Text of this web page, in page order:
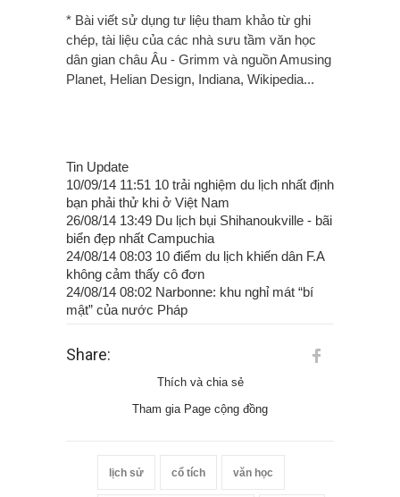
* Bài viết sử dụng tư liệu tham khảo từ ghi
chép, tài liệu của các nhà sưu tầm văn học
dân gian châu Âu - Grimm và nguồn Amusing
Planet, Helian Design, Indiana, Wikipedia...
Tin Update
10/09/14 11:51 10 trải nghiệm du lịch nhất định
bạn phải thử khi ở Việt Nam
26/08/14 13:49 Du lịch bụi Shihanoukville - bãi
biển đẹp nhất Campuchia
24/08/14 08:03 10 điểm du lịch khiến dân F.A
không cảm thấy cô đơn
24/08/14 08:02 Narbonne: khu nghỉ mát “bí
mật” của nước Pháp
Share:
Thích và chia sẻ
Tham gia Page cộng đồng
lịch sử cổ tích văn học